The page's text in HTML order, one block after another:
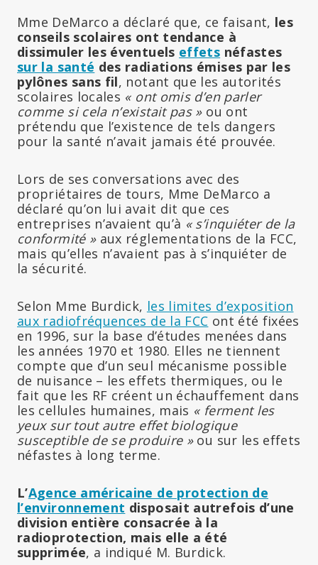
Mme DeMarco a déclaré que, ce faisant, les
conseils scolaires ont tendance à
dissimuler les éventuels effets néfastes
sur la santé des radiations émises par les
pylônes sans fil, notant que les autorités
scolaires locales « ont omis d’en parler
comme si cela n’existait pas »ou ont
prétendu que l’existence de tels dangers
pour la santé n’avait jamais été prouvée.
Lors de ses conversations avec des
propriétaires de tours, Mme DeMarco a
déclaré qu’on lui avait dit que ces
entreprises n’avaient qu’à « s’inquiéter de la
conformité »aux réglementations de la FCC,
mais qu’elles n’avaient pas à s’inquiéter de
la sécurité.
Selon Mme Burdick, les limites d’exposition
aux radiofréquences de la FCC ont été fixées
en 1996, sur la base d’études menées dans
les années 1970 et 1980. Elles ne tiennent
compte que d’un seul mécanisme possible
de nuisance – les effets thermiques, ou le
fait que les RF créent un échauffement dans
les cellules humaines, mais « ferment les
yeux sur tout autre effet biologique
susceptible de se produire »ou sur les effets
néfastes à long terme.
L’Agence américaine de protection de
l’environnement disposait autrefois d’une
division entière consacrée à la
radioprotection, mais elle a été
supprimée, a indiqué M. Burdick.